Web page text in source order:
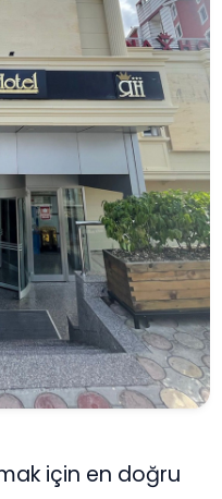
için en doğru